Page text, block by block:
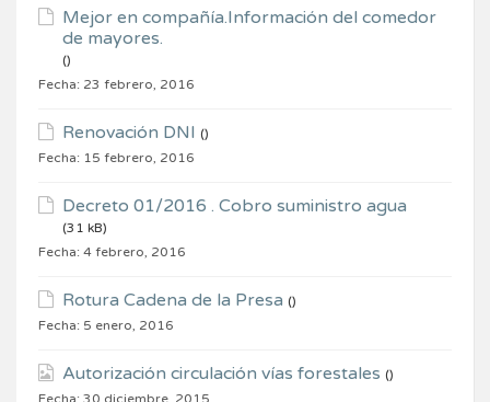
Mejor en compañía.Información del comedor
de mayores.
()
Fecha: 23 febrero, 2016
Renovación DNI ()
Fecha: 15 febrero, 2016
Decreto 01/2016 . Cobro suministro agua
(31 kB)
Fecha: 4 febrero, 2016
Rotura Cadena de la Presa ()
Fecha: 5 enero, 2016
Autorización circulación vías forestales ()